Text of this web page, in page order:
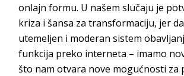
onlajn formu. U našem slučaju je
kriza i šansa za transformaciju, jer
utemeljen i moderan sistem
funkcija preko interneta – imamo
što nam otvara nove mogućnosti za